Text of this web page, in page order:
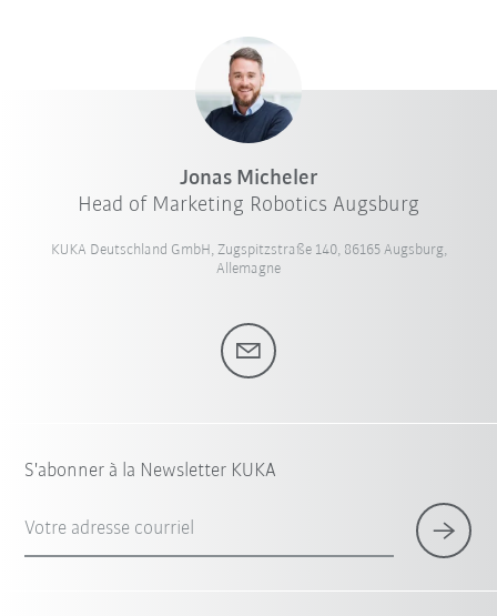
Jonas Micheler
Head of Marketing Robotics Augsburg
KUKA Deutschland GmbH, Zugspitzstraße 140, 86165 Augsburg,
Allemagne
S'abonner à la Newsletter KUKA
Votre adresse courriel